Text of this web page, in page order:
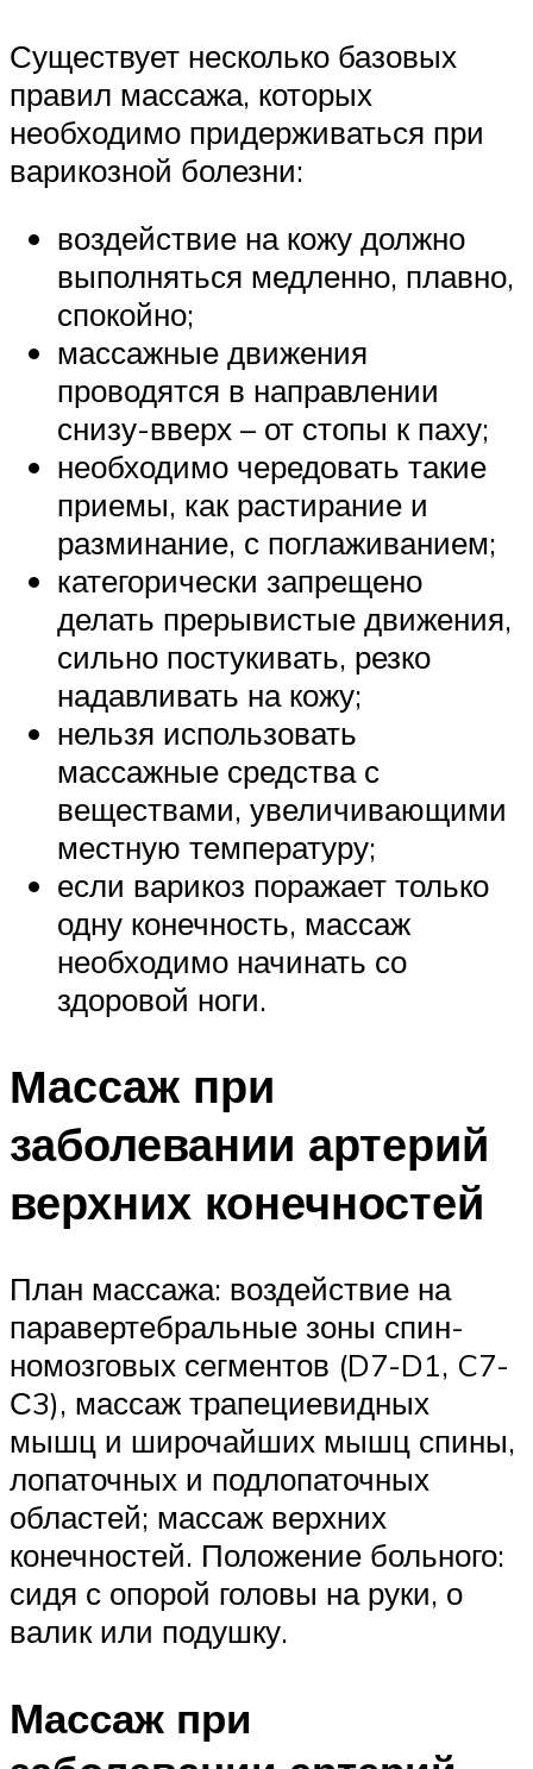
Существует несколько базовых
правил массажа, которых
необходимо придерживаться при
варикозной болезни:
воздействие на кожу должно
выполняться медленно, плавно,
спокойно;
массажные движения
проводятся в направлении
снизу-вверх – от стопы к паху;
необходимо чередовать такие
приемы, как растирание и
разминание, с поглаживанием;
категорически запрещено
делать прерывистые движения,
сильно постукивать, резко
надавливать на кожу;
нельзя использовать
массажные средства с
веществами, увеличивающими
местную температуру;
если варикоз поражает только
одну конечность, массаж
необходимо начинать со
здоровой ноги.
Массаж при
заболевании артерий
верхних конечностей
План массажа: воздействие на
паравертебральные зоны спин­
номозговых сегментов (D7-D1, C7-
С3), массаж трапециевидных
мышц и широчайших мышц спины,
лопаточных и подлопаточных
облас­тей; массаж верхних
конечностей. Положение больного:
сидя с опорой головы на руки, о
валик или подушку.
Массаж при